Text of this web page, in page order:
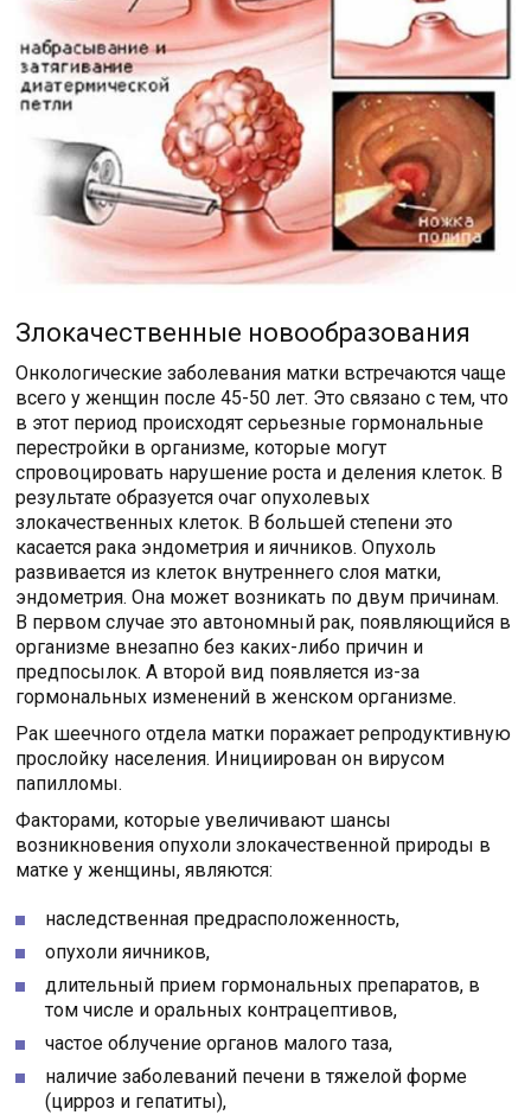
Злокачественные новообразования
Онкологические заболевания матки встречаются чаще
всего у женщин после 45-50 лет. Это связано с тем, что
в этот период происходят серьезные гормональные
перестройки в организме, которые могут
спровоцировать нарушение роста и деления клеток. В
результате образуется очаг опухолевых
злокачественных клеток. В большей степени это
касается рака эндометрия и яичников. Опухоль
развивается из клеток внутреннего слоя матки,
эндометрия. Она может возникать по двум причинам.
В первом случае это автономный рак, появляющийся в
организме внезапно без каких-либо причин и
предпосылок. А второй вид появляется из-за
гормональных изменений в женском организме.
Рак шеечного отдела матки поражает репродуктивную
прослойку населения. Инициирован он вирусом
папилломы.
Факторами, которые увеличивают шансы
возникновения опухоли злокачественной природы в
матке у женщины, являются:
наследственная предрасположенность,
опухоли яичников,
длительный прием гормональных препаратов, в
том числе и оральных контрацептивов,
частое облучение органов малого таза,
наличие заболеваний печени в тяжелой форме
(цирроз и гепатиты),